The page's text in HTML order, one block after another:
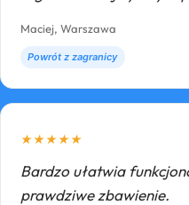
Maciej, Warszawa
Powrót z zagranicy
★★★★★
Bardzo ułatwia
prawdziwe zbawienie.